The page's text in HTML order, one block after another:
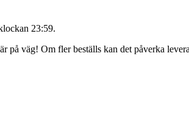
23:59.
på väg! Om fler beställs kan det påverka